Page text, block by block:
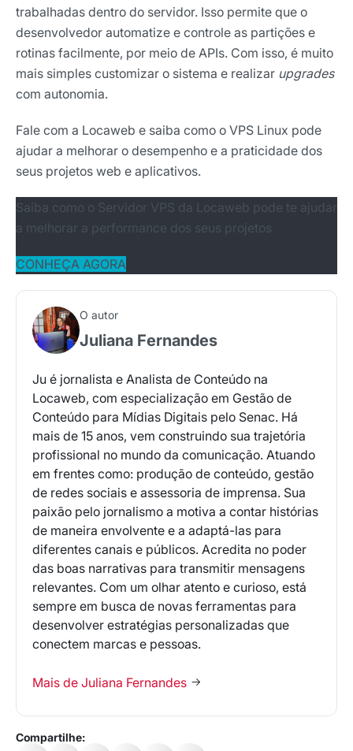
trabalhadas dentro do servidor. Isso permite que o
desenvolvedor automatize e controle as partições e
rotinas facilmente, por meio de APIs. Com isso, é muito
mais simples customizar o sistema e realizar upgrades
com autonomia.
Fale com a Locaweb e saiba como o VPS Linux pode
ajudar a melhorar o desempenho e a praticidade dos
seus projetos web e aplicativos.
Saiba como o Servidor VPS da Locaweb pode te ajudar
a melhorar a performance dos seus projetos
CONHEÇA AGORA
O autor
Juliana Fernandes
Ju é jornalista e Analista de Conteúdo na
Locaweb, com especialização em Gestão de
Conteúdo para Mídias Digitais pelo Senac. Há
mais de 15 anos, vem construindo sua trajetória
profissional no mundo da comunicação. Atuando
em frentes como: produção de conteúdo, gestão
de redes sociais e assessoria de imprensa. Sua
paixão pelo jornalismo a motiva a contar histórias
de maneira envolvente e a adaptá-las para
diferentes canais e públicos. Acredita no poder
das boas narrativas para transmitir mensagens
relevantes. Com um olhar atento e curioso, está
sempre em busca de novas ferramentas para
desenvolver estratégias personalizadas que
conectem marcas e pessoas.
Mais de Juliana Fernandes